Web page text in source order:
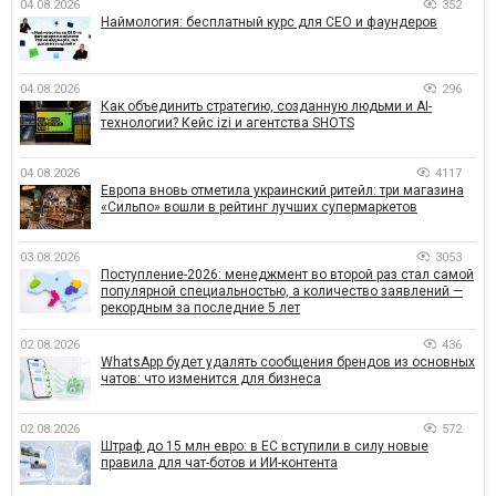
04.08.2026 352
Наймология: бесплатный курс для CEO и фаундеров
04.08.2026 296
Как объединить стратегию, созданную людьми и AI-
технологии? Кейс izi и агентства SHOTS
04.08.2026 4117
Европа вновь отметила украинский ритейл: три магазина
«Сильпо» вошли в рейтинг лучших супермаркетов
03.08.2026 3053
Поступление-2026: менеджмент во второй раз стал самой
популярной специальностью, а количество заявлений —
рекордным за последние 5 лет
02.08.2026 436
WhatsApp будет удалять сообщения брендов из основных
чатов: что изменится для бизнеса
02.08.2026 572
Штраф до 15 млн евро: в ЕС вступили в силу новые
правила для чат-ботов и ИИ-контента